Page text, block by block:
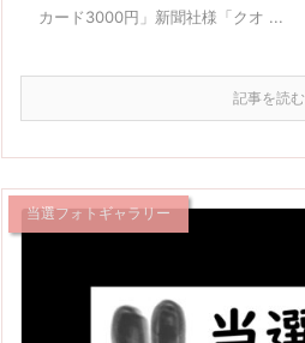
カード3000円」新聞社様「クオ ...
記事を読む
当選フォトギャラリー